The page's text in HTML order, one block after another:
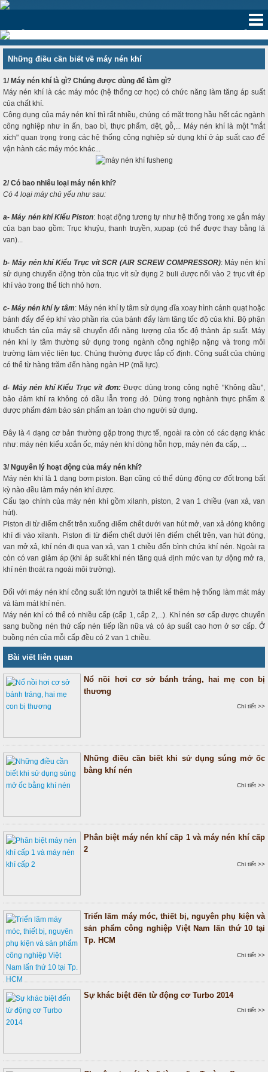
‹ ›
Những điều cần biết về máy nén khí
1/ Máy nén khí là gì? Chúng được dùng để làm gì?
Máy nén khí là các máy móc (hệ thống cơ học) có chức năng làm tăng áp suất
của chất khí.
Công dụng của máy nén khí thì rất nhiều, chúng có mặt trong hầu hết các ngành
công nghiệp như in ấn, bao bì, thực phẩm, dệt, gỗ,... Máy nén khí là một "mắt
xích" quan trọng trong các hệ thống công nghiệp sử dụng khí ở áp suất cao để
vận hành các máy móc khác...
2/ Có bao nhiêu loại máy nén khí?
Có 4 loại máy chủ yếu như sau:
a- Máy nén khí Kiểu Piston: hoạt động tương tự như hệ thống trong xe gắn máy
của bạn bao gồm: Trục khuỷu, thanh truyền, xupap (có thể được thay bằng lá
van)...
b- Máy nén khí Kiểu Trục vít SCR (AIR SCREW COMPRESSOR): Máy nén khí
sử dụng chuyển động tròn của trục vít sử dụng 2 buli được nối vào 2 trục vít ép
khí vào trong thể tích nhỏ hơn.
c- Máy nén khí ly tâm: Máy nén khí ly tâm sử dụng đĩa xoay hình cánh quạt hoặc
bánh đẩy để ép khí vào phần rìa của bánh đẩy làm tăng tốc độ của khí. Bộ phận
khuếch tán của máy sẽ chuyển đổi năng lượng của tốc độ thành áp suất. Máy
nén khí ly tâm thường sử dụng trong ngành công nghiệp nặng và trong môi
trường làm việc liên tục. Chúng thường được lắp cố định. Công suất của chúng
có thể từ hàng trăm đến hàng ngàn HP (mã lực).
d- Máy nén khí Kiểu Trục vít đơn:Được dùng trong công nghệ "Không dầu",
bảo đảm khí ra không có dầu lẫn trong đó. Dùng trong nghành thực phẩm &
dược phẩm đảm bảo sản phẩm an toàn cho người sử dụng.
Đây là 4 dạng cơ bản thường gặp trong thực tế, ngoài ra còn có các dạng khác
như: máy nén kiểu xoắn ốc, máy nén khí dòng hỗn hợp, máy nén đa cấp, ...
3/ Nguyên lý hoạt động của máy nén khí?
Máy nén khí là 1 dạng bơm piston. Bạn cũng có thể dùng động cơ đốt trong bất
kỳ nào đều làm máy nén khí được.
Cấu tạo chính của máy nén khí gồm xilanh, piston, 2 van 1 chiều (van xả, van
hút).
Piston đi từ điểm chết trên xuống điểm chết dưới van hút mở, van xả đóng không
khí đi vào xilanh. Piston đi từ điểm chết dưới lên điểm chết trên, van hút đóng,
van mở xả, khí nén đi qua van xả, van 1 chiều đến bình chứa khí nén. Ngoài ra
còn có van giảm áp (khi áp suất khí nén tăng quá định mức van tự động mở ra,
khí nén thoát ra ngoài môi trường).
Đối với máy nén khí công suất lớn người ta thiết kế thêm hệ thống làm mát máy
và làm mát khí nén.
Máy nén khí có thể có nhiều cấp (cấp 1, cấp 2,...). Khí nén sơ cấp được chuyển
sang buồng nén thứ cấp nén tiếp lần nữa và có áp suất cao hơn ở sơ cấp. Ở
buồng nén của mỗi cấp đều có 2 van 1 chiều.
Bài viết liên quan
Nổ nồi hơi cơ sở bánh tráng, hai mẹ con bị
thương
Chi tiết >>
Những điều cần biết khi sử dụng súng mở ốc
bằng khí nén
Chi tiết >>
Phân biệt máy nén khí cấp 1 và máy nén khí cấp
2
Chi tiết >>
Triển lãm máy móc, thiết bị, nguyên phụ kiện và
sản phẩm công nghiệp Việt Nam lấn thứ 10 tại
Tp. HCM
Chi tiết >>
Sự khác biệt đến từ động cơ Turbo 2014
Chi tiết >>